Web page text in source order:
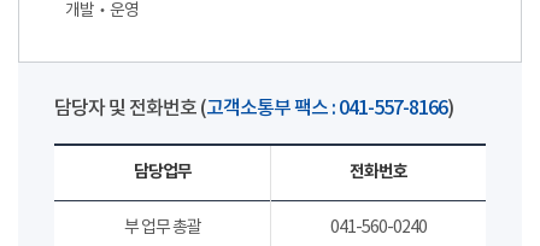
개발‧운영
담당자 및 전화번호 (고객소통부 팩스 : 041-557-8166)
담당업무 전화번호
부 업무 총괄 041-560-0240